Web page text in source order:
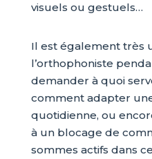
visuels ou gestuels…
Il est également très
l’orthophoniste
demander à quoi
comment adapter
quotidienne, ou
à un blocage de
sommes actifs dans